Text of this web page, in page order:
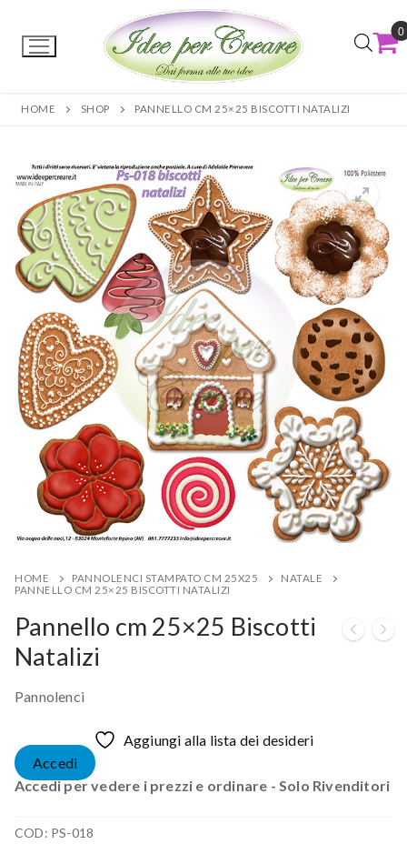
0
HOME SHOP PANNELLO CM 25×25 BISCOTTI NATALIZI
HOME PANNOLENCI STAMPATO CM 25X25
NATALE
PANNELLO CM 25×25 BISCOTTI NATALIZI
Pannello cm 25×25 Biscotti
Natalizi
Pannolenci
Aggiungi alla lista dei desideri
Accedi
Accedi per vedere i prezzi e ordinare - Solo Rivenditori
COD: PS-018